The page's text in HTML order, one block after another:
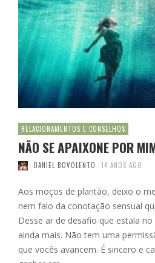
RELACIONAMENTOS E CONSELHOS
NÃO SE APAIXONE POR
DANIEL BOVOLENTO 14 ANOS AGO
Aos moços de plantão, deixo o
nem falo da conotação sensual
Desse ar de desafio que estala
ainda mais. Não tem uma
que vocês avancem. É sincero e